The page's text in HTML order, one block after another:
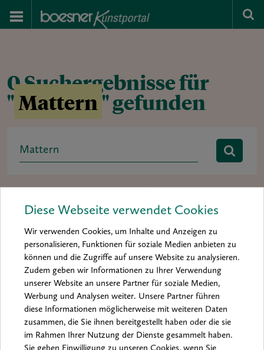
Diese Webseite verwendet Cookies
Wir verwenden Cookies, um Inhalte und Anzeigen zu
personalisieren, Funktionen für soziale Medien anbieten zu
können und die Zugriffe auf unsere Website zu analysieren.
Zudem geben wir Informationen zu Ihrer Verwendung
unserer Website an unsere Partner für soziale Medien,
Werbung und Analysen weiter. Unsere Partner führen
diese Informationen möglicherweise mit weiteren Daten
zusammen, die Sie ihnen bereitgestellt haben oder die sie
im Rahmen Ihrer Nutzung der Dienste gesammelt haben.
Sie geben Einwilligung zu unseren Cookies, wenn Sie
0 Suchergebnisse für
" Mattern " gefunden
Search
for:
Rubrik: Ausstellung baa 2014
Kunst & Künstler Material & Inspiration
Materialkunde Mein Material News Porträt Praxis
Archiv: 2026 2025 2024 2023 2022 2021
2017